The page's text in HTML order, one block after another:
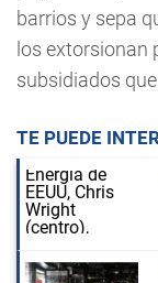
barrios y sepa
los extorsionan
subsidiados
TE PUEDE